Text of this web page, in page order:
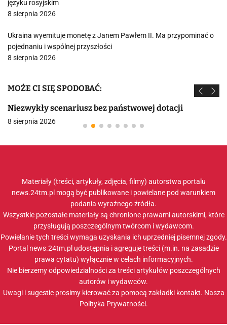
języku rosyjskim
8 sierpnia 2026
Ukraina wyemituje monetę z Janem Pawłem II. Ma przypominać o
pojednaniu i wspólnej przyszłości
8 sierpnia 2026
MOŻE CI SIĘ SPODOBAĆ:
Niezwykły scenariusz bez państwowej dotacji
8 sierpnia 2026
Materiały (treści, artykuły, zdjęcia, filmy) autorstwa portalu
news.24tm.pl mogą być publikowane i powielane pod warunkiem
podania wyraźnego źródła.
Wszystkie pozostałe materiały są chronione prawami autorskimi, które
przysługują poszczególnym twórcom i wydawcom.
Powielanie tych treści wymaga uzyskania ich uprzedniej pisemnej zgody.
Portal news.24tm.pl udostępnia i agreguje treści (m.in. na zasadzie
prawa cytatu) wyłącznie w celach informacyjnych.
Nie bierzemy odpowiedzialności za treści artykułów poszczególnych
autorów i wydawców.
Uwagi i sugestie prosimy kierować za pomocą zakładki kontakt. Nasza
Polityka Prywatności.